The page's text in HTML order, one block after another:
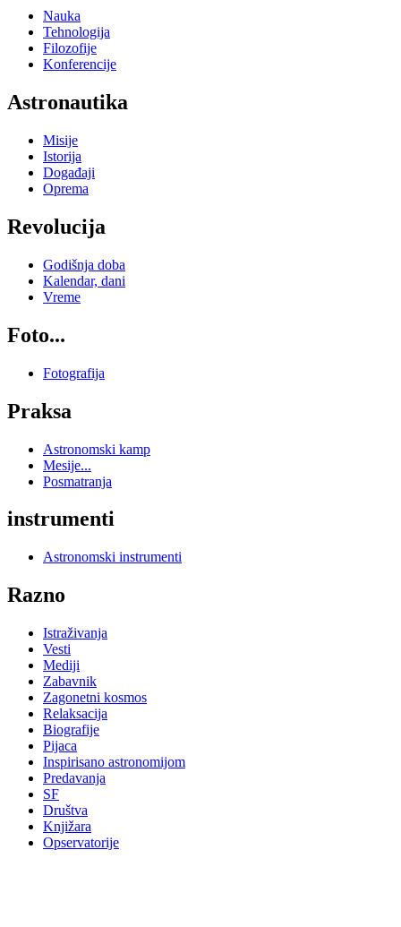
Nauka
Tehnologija
Filozofije
Konferencije
Astronautika
Misije
Istorija
Događaji
Oprema
Revolucija
Godišnja doba
Kalendar, dani
Vreme
Foto...
Fotografija
Praksa
Astronomski kamp
Mesije...
Posmatranja
instrumenti
Astronomski instrumenti
Razno
Istraživanja
Vesti
Mediji
Zabavnik
Zagonetni kosmos
Relaksacija
Biografije
Pijaca
Inspirisano astronomijom
Predavanja
SF
Društva
Knjižara
Opservatorije